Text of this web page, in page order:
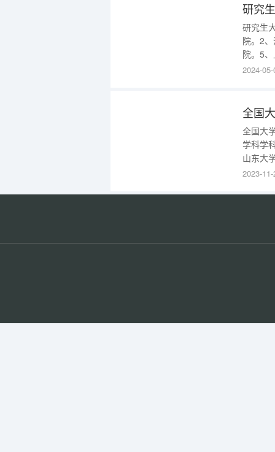
研究
研究生
院。2
院。5
究生院
2024-
全国
全国大
学科学
山东大
学
2023-